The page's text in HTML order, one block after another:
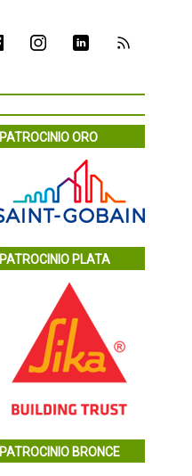
PATROCINIO ORO
PATROCINIO PLATA
PATROCINIO BRONCE